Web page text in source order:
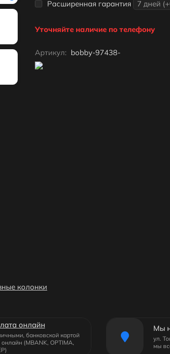
Расширенная гарантия
Уточняйте наличие по телефону
Артикул: bobby-97438-
колонки
онлайн
банковской картой
онлайн (MBANK, OPTIMA,
Мы
ул.
мы